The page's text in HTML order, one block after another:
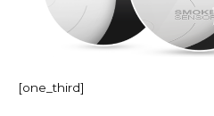
[one_third]